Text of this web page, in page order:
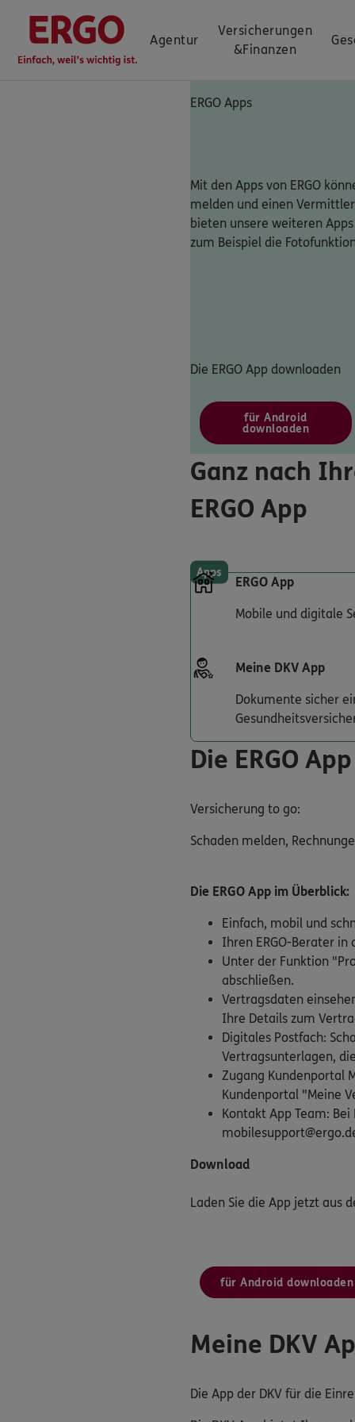
Agentur
Versicherungen
&Finanzen
ERGO Apps
Mit den Apps von ERGO
melden und einen
bieten unsere weiteren
zum Beispiel die
Die ERGO App downloaden
für Android
downloaden
Ganz nach
ERGO App
Apps
ERGO App
Mobile und digitale
Meine DKV App
Dokumente sicher
Die ERGO App
Versicherung to go:
Schaden melden,
Die ERGO App im Überblick:
Einfach, mobil und
Ihren ERGO-Berater
Unter der Funktion
abschließen.
Vertragsdaten
Ihre Details zum
Digitales Postfach:
Vertragsunterlagen,
Zugang Kundenportal
Kundenportal "Meine
Kontakt App Team:
Download
Laden Sie die App jetzt aus
für Android downloaden
Meine DKV
Die App der DKV für die